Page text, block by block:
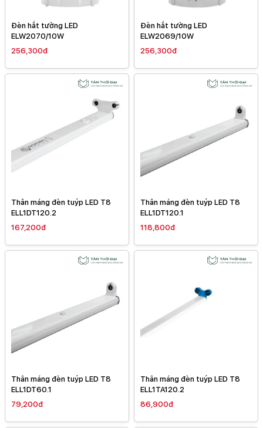
Đèn hắt tường LED
ELW2070/10W
256,300đ
Đèn hắt tường LED
ELW2069/10W
256,300đ
Thân máng đèn tuýp LED T8
ELL1DT120.2
167,200đ
Thân máng đèn tuýp LED T8
ELL1DT120.1
118,800đ
Thân máng đèn tuýp LED T8
ELL1DT60.1
79,200đ
Thân máng đèn tuýp LED T8
ELL1TA120.2
86,900đ